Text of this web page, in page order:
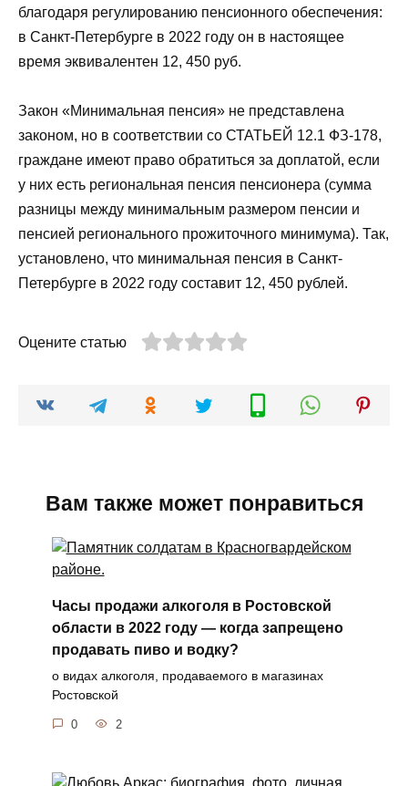
благодаря регулированию пенсионного обеспечения:
в Санкт-Петербурге в 2022 году он в настоящее
время эквивалентен 12, 450 руб.
Закон «Минимальная пенсия» не представлена
законом, но в соответствии со СТАТЬЕЙ 12.1 ФЗ-178,
граждане имеют право обратиться за доплатой, если
у них есть региональная пенсия пенсионера (сумма
разницы между минимальным размером пенсии и
пенсией регионального прожиточного минимума). Так,
установлено, что минимальная пенсия в Санкт-
Петербурге в 2022 году составит 12, 450 рублей.
Оцените статью
Вам также может понравиться
Часы продажи алкоголя в Ростовской
области в 2022 году — когда запрещено
продавать пиво и водку?
о видах алкоголя, продаваемого в магазинах
Ростовской
0 2